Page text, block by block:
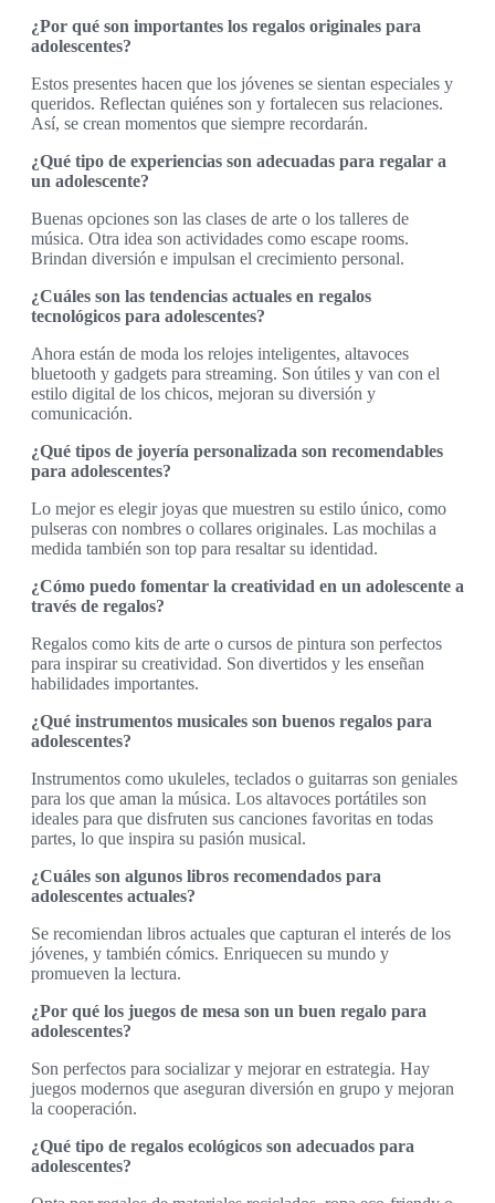
¿Por qué son importantes los regalos originales para
adolescentes?
Estos presentes hacen que los jóvenes se sientan especiales y
queridos. Reflectan quiénes son y fortalecen sus relaciones.
Así, se crean momentos que siempre recordarán.
¿Qué tipo de experiencias son adecuadas para regalar a
un adolescente?
Buenas opciones son las clases de arte o los talleres de
música. Otra idea son actividades como escape rooms.
Brindan diversión e impulsan el crecimiento personal.
¿Cuáles son las tendencias actuales en regalos
tecnológicos para adolescentes?
Ahora están de moda los relojes inteligentes, altavoces
bluetooth y gadgets para streaming. Son útiles y van con el
estilo digital de los chicos, mejoran su diversión y
comunicación.
¿Qué tipos de joyería personalizada son recomendables
para adolescentes?
Lo mejor es elegir joyas que muestren su estilo único, como
pulseras con nombres o collares originales. Las mochilas a
medida también son top para resaltar su identidad.
¿Cómo puedo fomentar la creatividad en un adolescente a
través de regalos?
Regalos como kits de arte o cursos de pintura son perfectos
para inspirar su creatividad. Son divertidos y les enseñan
habilidades importantes.
¿Qué instrumentos musicales son buenos regalos para
adolescentes?
Instrumentos como ukuleles, teclados o guitarras son geniales
para los que aman la música. Los altavoces portátiles son
ideales para que disfruten sus canciones favoritas en todas
partes, lo que inspira su pasión musical.
¿Cuáles son algunos libros recomendados para
adolescentes actuales?
Se recomiendan libros actuales que capturan el interés de los
jóvenes, y también cómics. Enriquecen su mundo y
promueven la lectura.
¿Por qué los juegos de mesa son un buen regalo para
adolescentes?
Son perfectos para socializar y mejorar en estrategia. Hay
juegos modernos que aseguran diversión en grupo y mejoran
la cooperación.
¿Qué tipo de regalos ecológicos son adecuados para
adolescentes?